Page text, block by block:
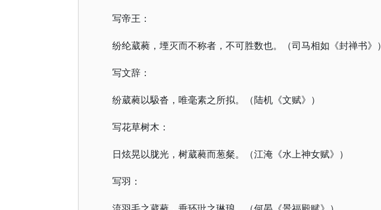
写帝王：
纷纶葳蕤，堙灭而不称者，不可胜数也。（司马相如《封禅书》）
写文辞：
纷葳蕤以馺沓，唯毫素之所拟。（陆机《文赋》）
写花草树木：
日炫晃以胧光，树葳蕤而葱粲。（江淹《水上神女赋》）
写羽：